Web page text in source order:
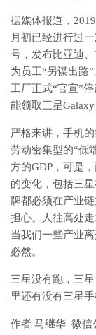
据媒体报道，
月初已经进行过
号，发布比亚迪
为员工“另谋出路
工厂正式“官宣”
能领取三星Galaxy
严格来讲，手机
劳动密集型的“低
方的GDP，可是
的变化，包括三
牌都必须在产业
担心。人往高处
当我们一些产业
必然。
三星没有跑，三
里还有没有三星
作者 马继华 微信